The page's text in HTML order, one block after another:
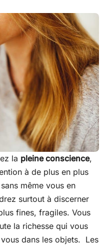
la pleine conscience,
à de plus en plus
même vous en
surtout à discerner
fines, fragiles. Vous
la richesse qui vous
dans les objets. Les